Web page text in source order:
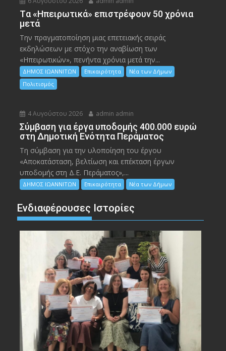
Tα «Ηπειρωτικά» επιστρέφουν 50 χρόνια
μετά
Την πραγματοποίηση μιας επετειακής σειράς
εκδηλώσεων με στόχο την αναβίωση των
«Ηπειρωτικών», πενήντα χρόνια μετά την...
ΔΗΜΟΣ ΙΩΑΝΝΙΤΩΝ Επικαιρότητα
Νέα των Δήμων
Πολιτισμός
4 Αυγούστου 2026 admin admin
Σύμβαση για έργα υποδομής 400.000 ευρώ
στη Δημοτική Ενότητα Περάματος
Τη σύμβαση για την υλοποίηση του έργου
«Αποκατάσταση, βελτίωση και επέκταση έργων
υποδομής στη Δ.Ε. Περάματος»,...
ΔΗΜΟΣ ΙΩΑΝΝΙΤΩΝ Επικαιρότητα Νέα των Δήμων
Ενδιαφέρουσες Ιστορίες